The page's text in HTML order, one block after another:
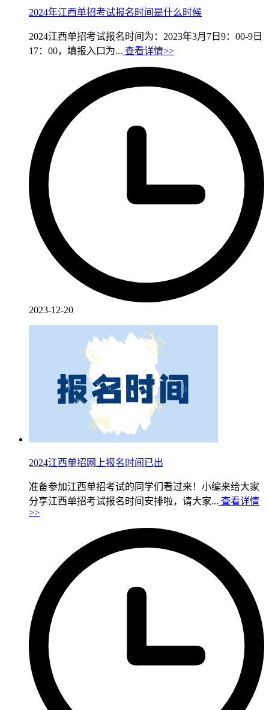
2024年江西单招考试报名时间是什么时候
2024江西单招考试报名时间为：2023年3月7日9：00-9日
17：00，填报入口为... 查看详情>>
2023-12-20
2024江西单招网上报名时间已出
准备参加江西单招考试的同学们看过来！小编来给大家
分享江西单招考试报名时间安排啦，请大家... 查看详情
>>